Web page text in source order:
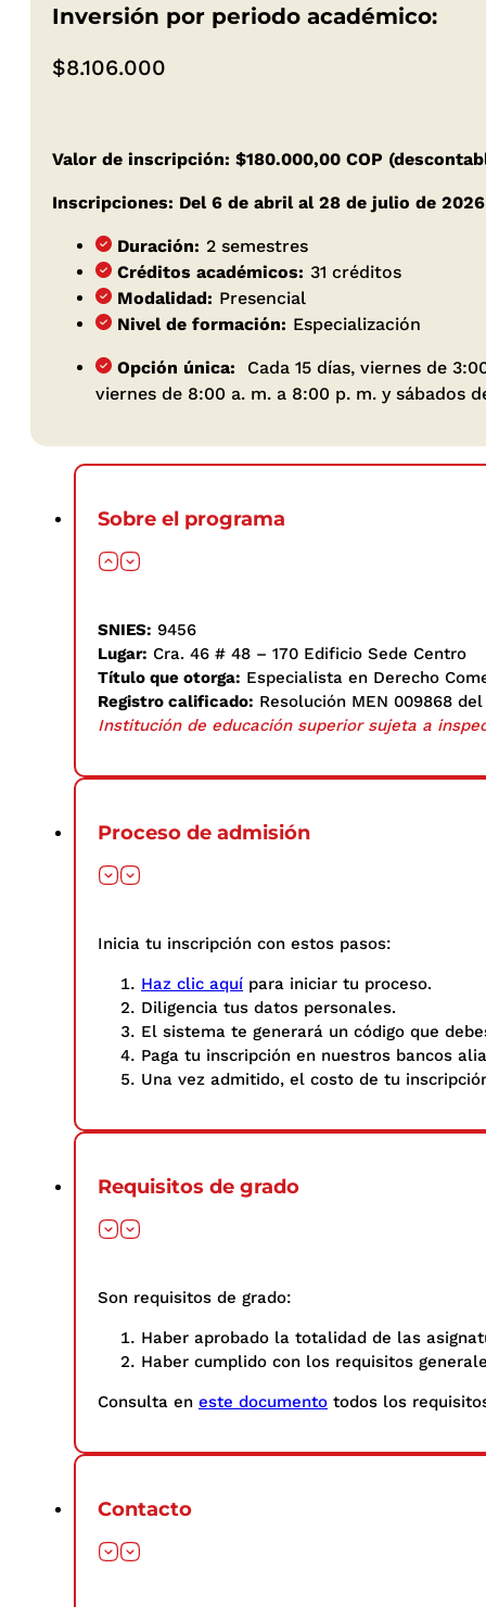
Inversión por periodo académico:
$8.106.000
Valor de inscripción: $180.000,00 COP
Inscripciones: Del 6 de abril al 28 de julio de 2026
Duración: 2 semestres
Créditos académicos: 31 créditos
Modalidad: Presencial
Nivel de formación: Especialización
Opción única:
Cada 15 días, viernes de
viernes de 8:00 a. m. a 8:00 p. m. y sábados
Sobre el programa
SNIES: 9456
Lugar: Cra. 46 # 48 – 170 Edificio Sede Centro
Título que otorga: Especialista en Derecho
Registro calificado: Resolución MEN 009868
Institución de educación superior sujeta a
Proceso de admisión
Inicia tu inscripción con estos pasos: ​
Haz clic aquí para iniciar tu proceso.
Diligencia tus datos personales.​
El sistema te generará un código que
Paga tu inscripción en nuestros bancos
Una vez admitido, el costo de tu
Requisitos de grado
Son requisitos de grado:
Haber aprobado la totalidad de las
Haber cumplido con los requisitos
Consulta en este documento todos los
Contacto